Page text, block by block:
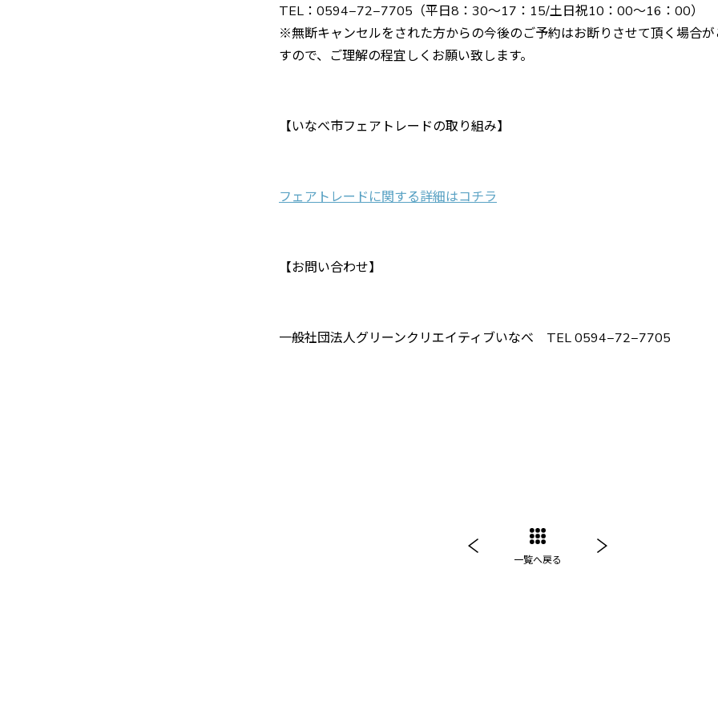
TEL：0594−72−7705（平日8：30〜17：15/土日祝10：00〜16：00）
※無断キャンセルをされた方からの今後のご予約はお断りさせて頂く場合
すので、ご理解の程宜しくお願い致します。
【いなべ市フェアトレードの取り組み】
フェアトレードに関する詳細はコチラ
【お問い合わせ】
一般社団法人グリーンクリエイティブいなべ TEL 0594−72−7705
一覧へ戻る